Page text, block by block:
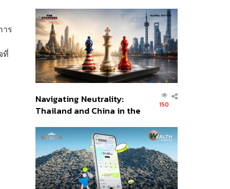
ร
ที่
ส่วนยุทธศาสตร์ไทย –
อินโดนีเซีย
Navigating Neutrality:
Thailand and China in the
Order
150